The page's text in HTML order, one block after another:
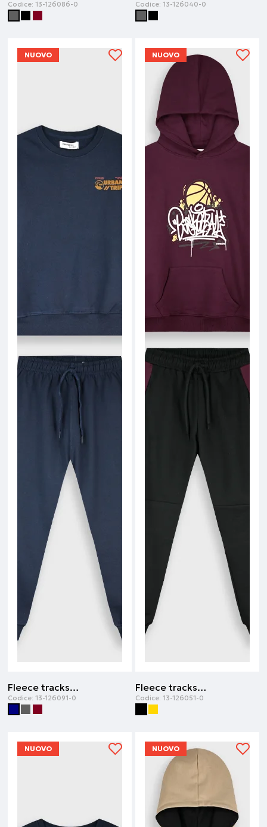
Codice: 13-126086-0 Codice: 13-126040-0
NUOVO
Fleece tracksuit | Blu navy
Codice: 13-126091-0
NUOVO
Fleece tracksuit | Nero
Codice: 13-126051-0
NUOVO NUOVO